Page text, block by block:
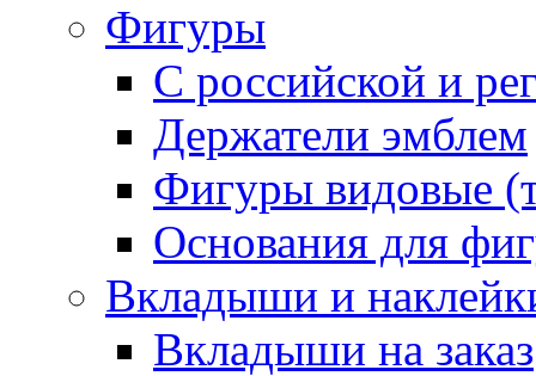
Фигуры
С российской и
Держатели эмблем
Фигуры видовые
Основания для
Вкладыши и
Вкладыши на заказ